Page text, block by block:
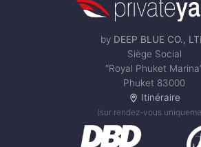
by DEEP BLUE CO.,
Siège Social
“Royal Phuket
Phuket 83000
Itinéraire
(sur rendez-vous